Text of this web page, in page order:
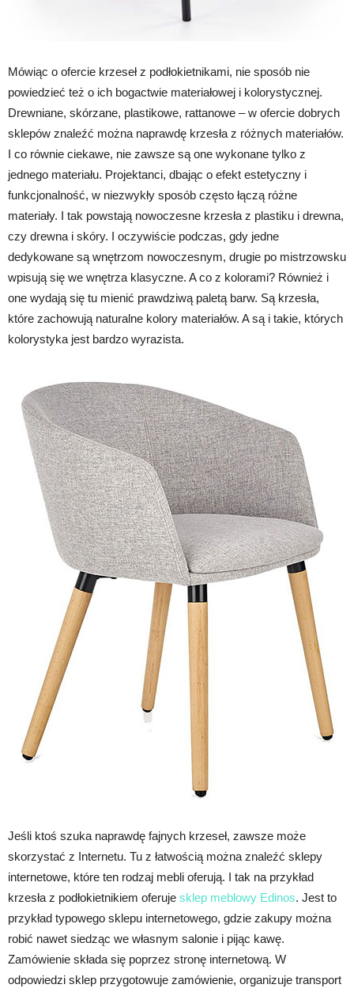
Mówiąc o ofercie krzeseł z podłokietnikami, nie sposób nie
powiedzieć też o ich bogactwie materiałowej i kolorystycznej.
Drewniane, skórzane, plastikowe, rattanowe – w ofercie dobrych
sklepów znaleźć można naprawdę krzesła z różnych materiałów.
I co równie ciekawe, nie zawsze są one wykonane tylko z
jednego materiału. Projektanci, dbając o efekt estetyczny i
funkcjonalność, w niezwykły sposób często łączą różne
materiały. I tak powstają nowoczesne krzesła z plastiku i drewna,
czy drewna i skóry. I oczywiście podczas, gdy jedne
dedykowane są wnętrzom nowoczesnym, drugie po mistrzowsku
wpisują się we wnętrza klasyczne. A co z kolorami? Również i
one wydają się tu mienić prawdziwą paletą barw. Są krzesła,
które zachowują naturalne kolory materiałów. A są i takie, których
kolorystyka jest bardzo wyrazista.
Jeśli ktoś szuka naprawdę fajnych krzeseł, zawsze może
skorzystać z Internetu. Tu z łatwością można znaleźć sklepy
internetowe, które ten rodzaj mebli oferują. I tak na przykład
krzesła z podłokietnikiem oferuje sklep meblowy Edinos. Jest to
przykład typowego sklepu internetowego, gdzie zakupy można
robić nawet siedząc we własnym salonie i pijąc kawę.
Zamówienie składa się poprzez stronę internetową. W
odpowiedzi sklep przygotowuje zamówienie, organizuje transport